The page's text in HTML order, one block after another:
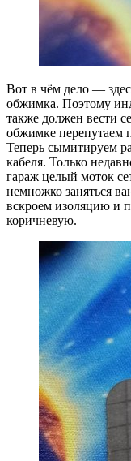
Вот в чём дело —
обжимка. Поэтому
также должен вести
обжимке перепутаем
Теперь сымитируем
кабеля. Только
гараж целый моток
немножко заняться
вскроем изоляцию и
коричневую.